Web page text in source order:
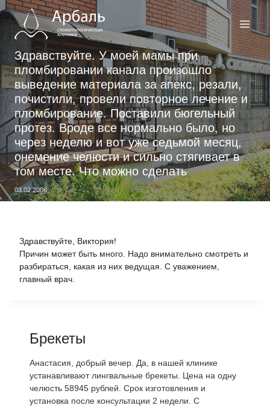
Перейти
содержимому
Здравствуйте. У моей мамы при
пломбировании канала произошло
выведение материала за апекс, резали,
почистили, провели повторное лечение и
пломбирование. Поставили бюгельный
протез. Вроде все нормально было, но
через неделю и вот уже седьмой месяц,
онемение челюсти и сильно стягивает в
том месте. Что можно сделать
03.02.2008
Здравствуйте, Виктория!
Причин может быть много. Надо внимательно смотреть и
разбираться, какая из них ведущая. С уважением,
главный врач.
Брекеты
Анастасия, добрый вечер. Да, в нашей клинике
устанавливают лингвальные брекеты. Цена на одну
челюсть 58945 рублей. Срок изготовления и
установка после консультации 2 недели. С